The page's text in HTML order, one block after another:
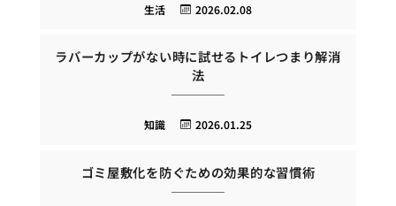
2026.02.08
生活
ラバーカップがない時に試せるトイレつまり解消
法
2026.01.25
知識
ゴミ屋敷化を防ぐための効果的な習慣術